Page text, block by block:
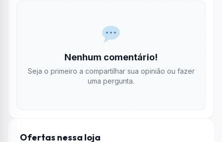
Nenhum comentário!
Seja o primeiro a compartilhar sua opinião ou fazer
uma pergunta.
Ofertas nessa loja